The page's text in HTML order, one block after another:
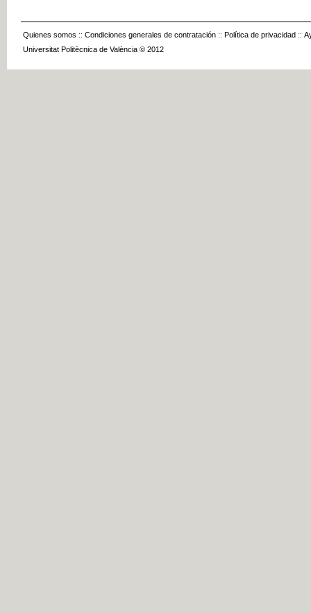
Quienes somos :: Condiciones generales de contratación :: Política de privacidad ::
Universitat Politècnica de València © 2012